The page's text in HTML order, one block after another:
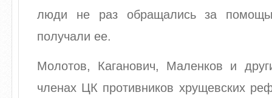
люди не раз обращались за
получали ее.
Молотов, Каганович, Маленков и
членах ЦК противников хрущевских